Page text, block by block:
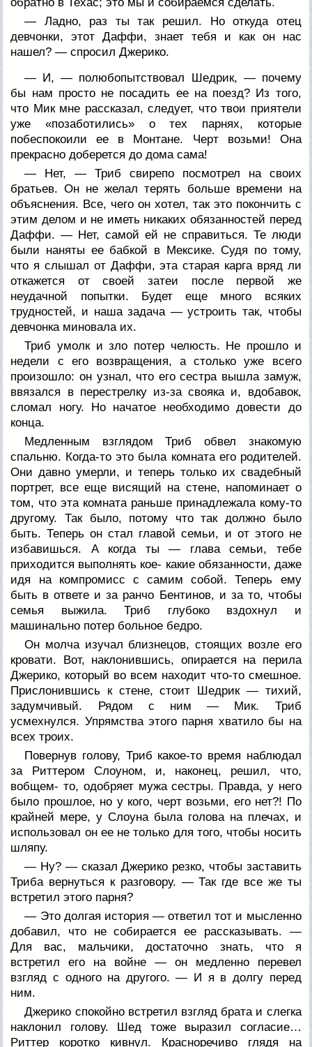
— Ладно, раз ты так решил. Но откуда отец
девчонки, этот Даффи, знает тебя и как он нас
нашел? — спросил Джерико.
— И, — полюбопытствовал Шедрик, — почему
бы нам просто не посадить ее на поезд? Из того,
что Мик мне рассказал, следует, что твои приятели
уже «позаботились» о тех парнях, которые
побеспокоили ее в Монтане. Черт возьми! Она
прекрасно доберется до дома сама!
— Нет, — Триб свирепо посмотрел на своих
братьев. Он не желал терять больше времени на
объяснения. Все, чего он хотел, так это покончить с
этим делом и не иметь никаких обязанностей перед
Даффи. — Нет, самой ей не справиться. Те люди
были наняты ее бабкой в Мексике. Судя по тому,
что я слышал от Даффи, эта старая карга вряд ли
откажется от своей затеи после первой же
неудачной попытки. Будет еще много всяких
трудностей, и наша задача — устроить так, чтобы
девчонка миновала их.
Триб умолк и зло потер челюсть. Не прошло и
недели с его возвращения, а столько уже всего
произошло: он узнал, что его сестра вышла замуж,
ввязался в перестрелку из-за свояка и, вдобавок,
сломал ногу. Но начатое необходимо довести до
конца.
Медленным взглядом Триб обвел знакомую
спальню. Когда-то это была комната его родителей.
Они давно умерли, и теперь только их свадебный
портрет, все еще висящий на стене, напоминает о
том, что эта комната раньше принадлежала кому-то
другому. Так было, потому что так должно было
быть. Теперь он стал главой семьи, и от этого не
избавишься. А когда ты — глава семьи, тебе
приходится выполнять кое- какие обязанности, даже
идя на компромисс с самим собой. Теперь ему
быть в ответе и за ранчо Бентинов, и за то, чтобы
семья выжила. Триб глубоко вздохнул и
машинально потер больное бедро.
Он молча изучал близнецов, стоящих возле его
кровати. Вот, наклонившись, опирается на перила
Джерико, который во всем находит что-то смешное.
Прислонившись к стене, стоит Шедрик — тихий,
задумчивый. Рядом с ним — Мик. Триб
усмехнулся. Упрямства этого парня хватило бы на
всех троих.
Повернув голову, Триб какое-то время наблюдал
за Риттером Слоуном, и, наконец, решил, что,
вобщем- то, одобряет мужа сестры. Правда, у него
было прошлое, но у кого, черт возьми, его нет?! По
крайней мере, у Слоуна была голова на плечах, и
использовал он ее не только для того, чтобы носить
шляпу.
— Ну? — сказал Джерико резко, чтобы заставить
Триба вернуться к разговору. — Так где все же ты
встретил этого парня?
— Это долгая история — ответил тот и мысленно
добавил, что не собирается ее рассказывать. —
Для вас, мальчики, достаточно знать, что я
встретил его на войне — он медленно перевел
взгляд с одного на другого. — И я в долгу перед
ним.
Джерико спокойно встретил взгляд брата и слегка
наклонил голову. Шед тоже выразил согласие…
Риттер коротко кивнул. Красноречиво глядя на